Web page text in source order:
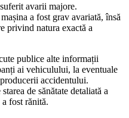
avarii majore.
a fost grav avariată, însă
privind natura exactă a
publice alte informații
ai vehiculului, la eventuale
accidentului.
de sănătate detaliată a
fost rănită.